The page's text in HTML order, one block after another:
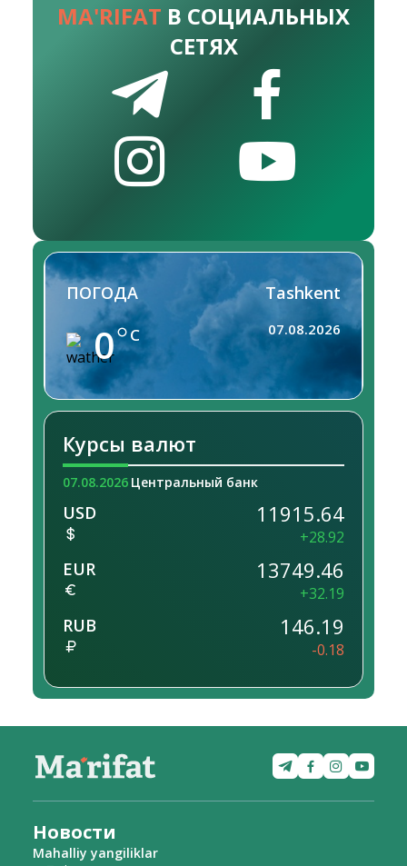
MA'RIFAT В СОЦИАЛЬНЫХ
СЕТЯХ
ПОГОДА
0 C
Tashkent
07.08.2026
Курсы валют
07.08.2026 Центральный банк
USD 11915.64
+28.92
EUR 13749.46
+32.19
RUB 146.19
-0.18
Новости
Mahalliy yangiliklar